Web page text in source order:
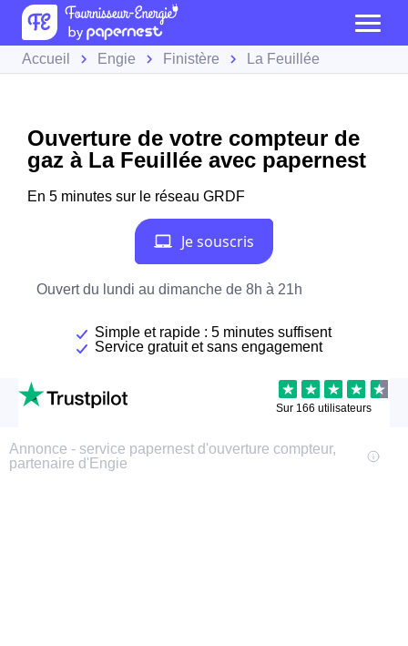
Accueil Engie Finistère La Feuillée